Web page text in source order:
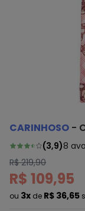
CARINHOSO -
(3,9)8
R$ 219,90
R$ 109,95
ou 3x de R$ 36,65